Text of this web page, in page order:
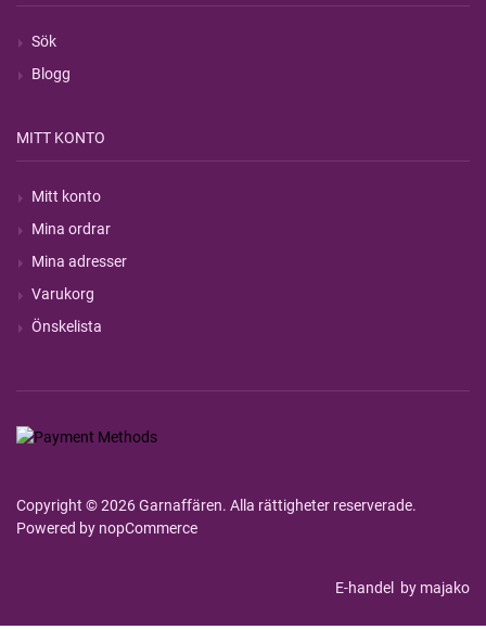
Sök
Blogg
MITT KONTO
Mitt konto
Mina ordrar
Mina adresser
Varukorg
Önskelista
Copyright © 2026 Garnaffären. Alla rättigheter reserverade.
Powered by nopCommerce
E-handel by majako